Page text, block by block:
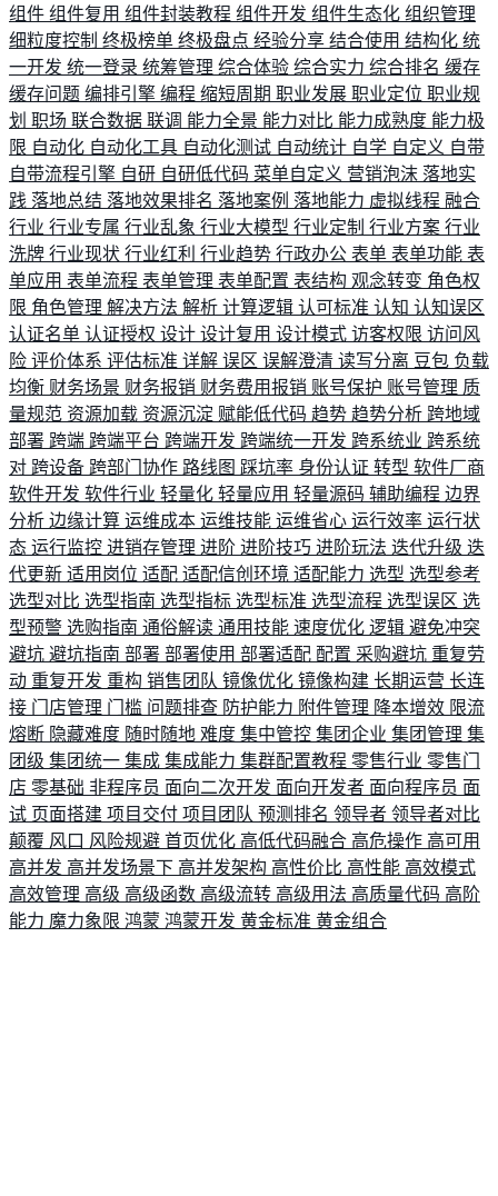
组件 组件复用 组件封装教程 组件开发 组件生态化 组织管理
细粒度控制 终极榜单 终极盘点 经验分享 结合使用 结构化 统
一开发 统一登录 统筹管理 综合体验 综合实力 综合排名 缓存
缓存问题 编排引擎 编程 缩短周期 职业发展 职业定位 职业规
划 职场 联合数据 联调 能力全景 能力对比 能力成熟度 能力极
限 自动化 自动化工具 自动化测试 自动统计 自学 自定义 自带
自带流程引擎 自研 自研低代码 菜单自定义 营销泡沫 落地实
践 落地总结 落地效果排名 落地案例 落地能力 虚拟线程 融合
行业 行业专属 行业乱象 行业大模型 行业定制 行业方案 行业
洗牌 行业现状 行业红利 行业趋势 行政办公 表单 表单功能 表
单应用 表单流程 表单管理 表单配置 表结构 观念转变 角色权
限 角色管理 解决方法 解析 计算逻辑 认可标准 认知 认知误区
认证名单 认证授权 设计 设计复用 设计模式 访客权限 访问风
险 评价体系 评估标准 详解 误区 误解澄清 读写分离 豆包 负载
均衡 财务场景 财务报销 财务费用报销 账号保护 账号管理 质
量规范 资源加载 资源沉淀 赋能低代码 趋势 趋势分析 跨地域
部署 跨端 跨端平台 跨端开发 跨端统一开发 跨系统业 跨系统
对 跨设备 跨部门协作 路线图 踩坑率 身份认证 转型 软件厂商
软件开发 软件行业 轻量化 轻量应用 轻量源码 辅助编程 边界
分析 边缘计算 运维成本 运维技能 运维省心 运行效率 运行状
态 运行监控 进销存管理 进阶 进阶技巧 进阶玩法 迭代升级 迭
代更新 适用岗位 适配 适配信创环境 适配能力 选型 选型参考
选型对比 选型指南 选型指标 选型标准 选型流程 选型误区 选
型预警 选购指南 通俗解读 通用技能 速度优化 逻辑 避免冲突
避坑 避坑指南 部署 部署使用 部署适配 配置 采购避坑 重复劳
动 重复开发 重构 销售团队 镜像优化 镜像构建 长期运营 长连
接 门店管理 门槛 问题排查 防护能力 附件管理 降本增效 限流
熔断 隐藏难度 随时随地 难度 集中管控 集团企业 集团管理 集
团级 集团统一 集成 集成能力 集群配置教程 零售行业 零售门
店 零基础 非程序员 面向二次开发 面向开发者 面向程序员 面
试 页面搭建 项目交付 项目团队 预测排名 领导者 领导者对比
颠覆 风口 风险规避 首页优化 高低代码融合 高危操作 高可用
高并发 高并发场景下 高并发架构 高性价比 高性能 高效模式
高效管理 高级 高级函数 高级流转 高级用法 高质量代码 高阶
能力 魔力象限 鸿蒙 鸿蒙开发 黄金标准 黄金组合